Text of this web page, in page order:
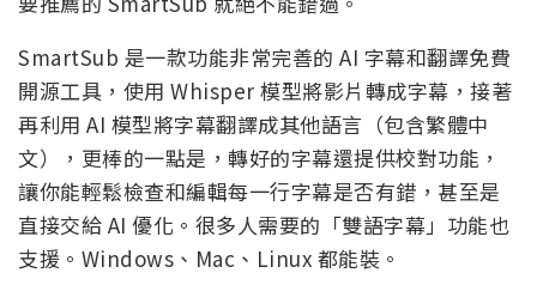
SmartSub 是一款功能非常完善的 AI 字幕和翻譯免費
開源工具，使用 Whisper 模型將影片轉成字幕，接著
再利用 AI 模型將字幕翻譯成其他語言（包含繁體中
文），更棒的一點是，轉好的字幕還提供校對功能，
讓你能輕鬆檢查和編輯每一行字幕是否有錯，甚至是
直接交給 AI 優化。很多人需要的「雙語字幕」功能也
支援。Windows、Mac、Linux 都能裝。